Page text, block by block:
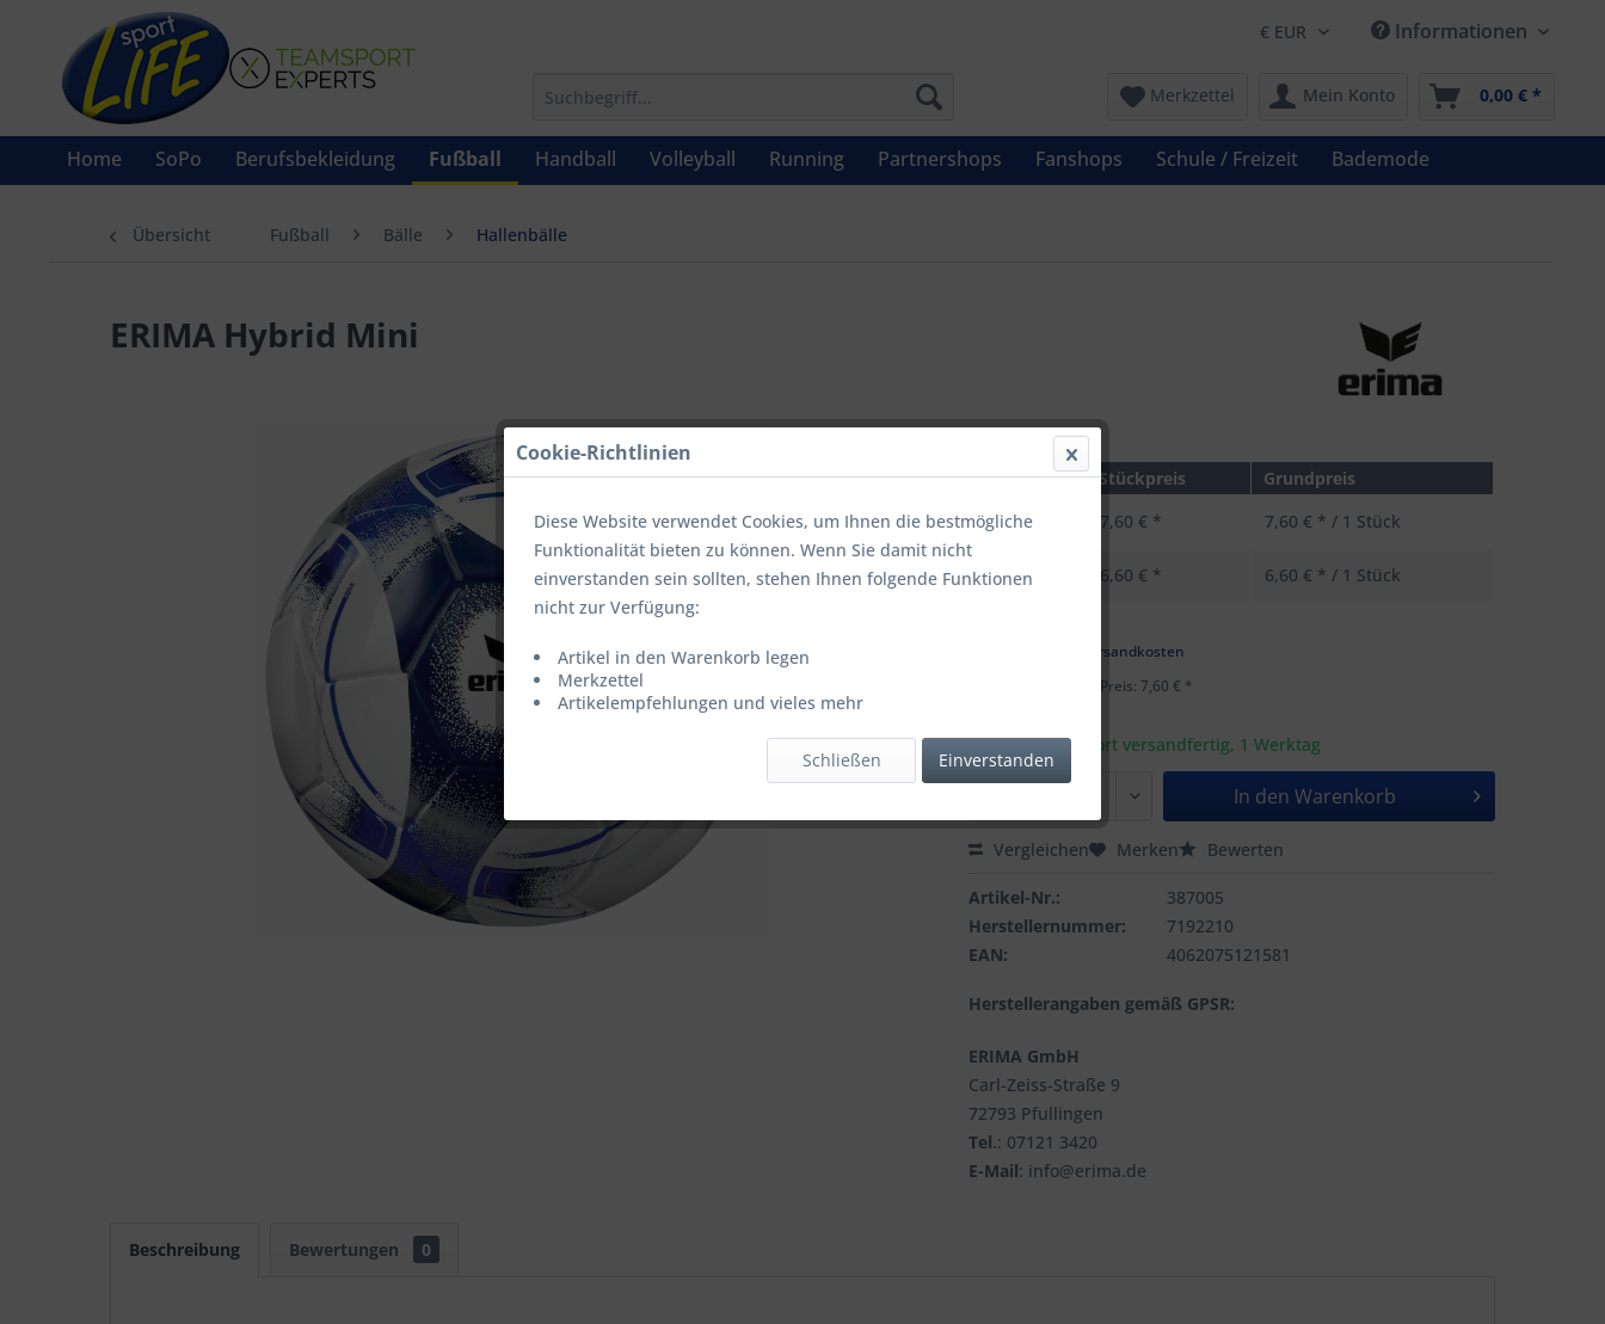
Informationen
Merkzettel Mein Konto 0,00 € *
Home SoPo Berufsbekleidung Fußball Handball Volleyball Running Partnershops Fanshops Schule / Freizeit Bademode
Übersicht Fußball Bälle Hallenbälle
ERIMA Hybrid Mini
UVP: 10,99 € *
Menge
Stückpreis
Grundpreis
bis9 7,60 € * 7,60 € * / 1 Stück
ab10 6,60 € * 6,60 € * / 1 Stück
zzgl. Versandkosten
Letzter niedrigster Preis: 7,60 € *
Artikel ist sofort versandfertig, 1 Werktag
In den Warenkorb
Vergleichen Merken Bewerten
Artikel-Nr.:
387005
Herstellernummer:
7192210
EAN:
4062075121581
Herstellerangaben gemäß GPSR:
ERIMA GmbH
Carl-Zeiss-Straße 9
72793 Pfullingen
Tel.: 07121 3420
E-Mail: info@erima.de
Beschreibung Bewertungen 0
Cookie-Richtlinien
Diese Website verwendet Cookies, um Ihnen die bestmögliche
Funktionalität bieten zu können. Wenn Sie damit nicht
einverstanden sein sollten, stehen Ihnen folgende Funktionen
nicht zur Verfügung:
Artikel in den Warenkorb legen
Merkzettel
Artikelempfehlungen und vieles mehr
Einverstanden
Schließen